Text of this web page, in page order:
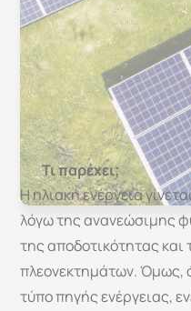
Ασφάλιση
Τι παρέχει;
Η ηλιακή ενέργεια
λόγω της ανανεώσιμης
της αποδοτικότητας και
πλεονεκτημάτων. Όμως,
τύπο πηγής ενέργειας,